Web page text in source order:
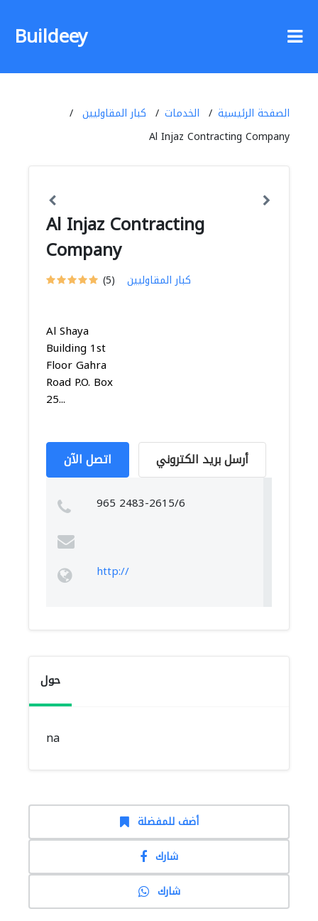
Buildeey
الصفحة الرئيسية الخدمات
كبار المقاوليين
Al Injaz Contracting Company
Al Injaz Contracting
Company
(5) كبار المقاوليين
Al Shaya
Building 1st
Floor Gahra
Road P.O. Box
25...
اتصل الآن أرسل بريد الكتروني
965 2483-2615/6
http://
حول
na
أضف للمفضلة
شارك
شارك